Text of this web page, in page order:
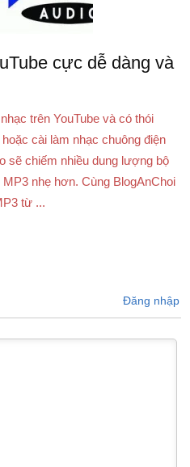
cực dễ dàng và
trên YouTube và có thói
cài làm nhạc chuông điện
sẽ chiếm nhiều dung lượng bộ
nhẹ hơn. Cùng BlogAnChoi
từ ...
Đăng nhập